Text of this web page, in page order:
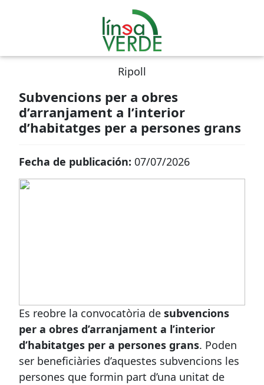
Ripoll
Subvencions per a obres
d’arranjament a l’interior
d’habitatges per a persones grans
Fecha de publicación: 07/07/2026
Es reobre la convocatòria de subvencions
per a obres d’arranjament a l’interior
d’habitatges per a persones grans. Poden
ser beneficiàries d’aquestes subvencions les
persones que formin part d’una unitat de